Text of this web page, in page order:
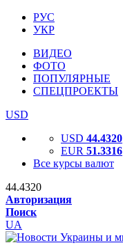
РУС
УКР
ВИДЕО
ФОТО
ПОПУЛЯРНЫЕ
СПЕЦПРОЕКТЫ
USD
USD 44.4320
EUR 51.3316
Все курсы валют
44.4320
Авторизация
Поиск
UA